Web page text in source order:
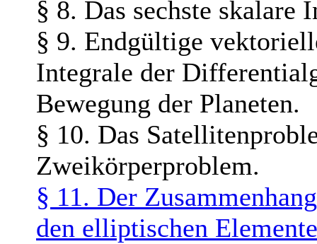
§ 8. Das sechste skalare
§ 9. Endgültige
Integrale der
Bewegung der Planeten.
§ 10. Das
Zweikörperproblem.
§ 11. Der
den elliptischen